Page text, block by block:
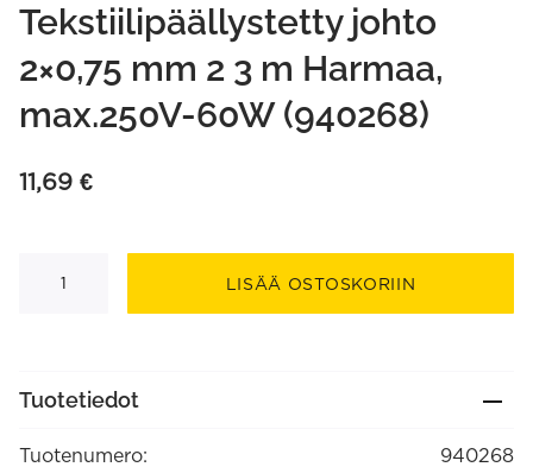
Tekstiilipäällystetty johto
2×0,75 mm 2 3 m Harmaa,
max.250V-60W (940268)
11,69 €
max.250V-
määrä
LISÄÄ OSTOSKORIIN
Tuotetiedot
Tuotenumero:
940268